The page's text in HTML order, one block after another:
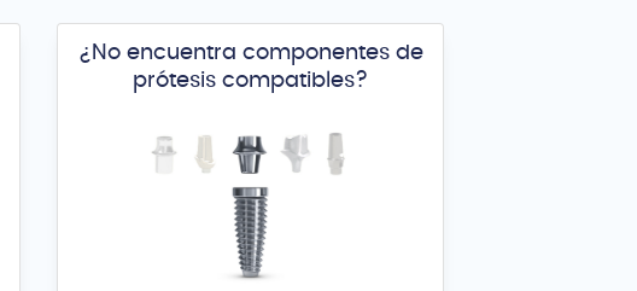
¿No encuentra componentes de
prótesis compatibles?